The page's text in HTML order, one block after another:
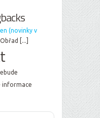
(novinky v
[...]
informace